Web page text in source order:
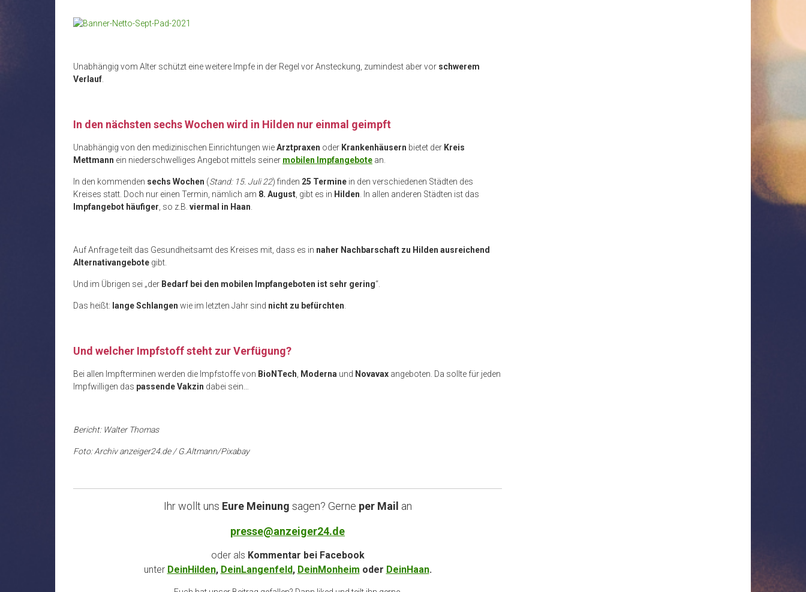
Unabhängig vom Alter schützt eine weitere Impfe in der Regel vor Ansteckung, zumindest aber vor schwerem
Verlauf
In den nächsten sechs Wochen wird in Hilden nur einmal geimpft
Unabhängig von den medizinischen Einrichtungen wieArztpraxen oder Krankenhäusern bietet der Kreis
Mettmann ein niederschwelliges Angebot mittels seiner mobilen Impfangebote an.
In den kommenden sechs Wochen (Stand: 15. Juli 22) finden 25 Termine in den verschiedenen Städten des
Kreises statt. Doch nur einen Termin, nämlich am 8. August , gibt es in Hilden . In allen anderen Städten ist das
Impfangebot häufiger , so z.B. viermal in Haan
Auf Anfrage teilt das Gesundheitsamt des Kreises mit, dass es in naher Nachbarschaft zu Hilden ausreichend
Alternativangebote gibt.
Und im Übrigen sei „der Bedarf bei den mobilen Impfangeboten ist sehr gering“.
Das heißt: lange Schlangen wie im letzten Jahr sind nicht zu befürchten
Und welcher Impfstoff steht zur Verfügung?
Bei allen Impfterminen werden die Impfstoffe von BioNTech Moderna und Novavax angeboten. Da sollte für jeden
Impfwilligen das passende Vakzin dabei sein…
Bericht: Walter Thomas
Foto: Archiv anzeiger24.de / G.Altmann/Pixabay
Ihr wollt uns Eure Meinung sagen? Gerne per Mail an
presse@anzeiger24.de
oder als Kommentar bei Facebook
unter DeinHilden, DeinLangenfeld, DeinMonheim oder DeinHaan.